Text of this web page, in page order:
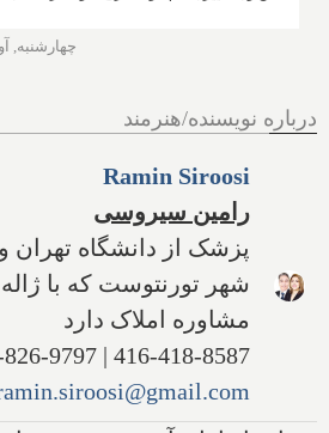
چهارشنبه, آوریل 18,
درباره نویسنده/هنرمند
Ramin Siroosi
رامین سیروسی
پزشک از دانشگاه تهران
شهر تورنتوست که با
مشاوره املاک دارد
416-418-8587 | 416-826-9797